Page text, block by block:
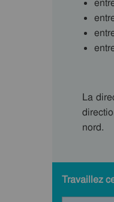
La
nord.
Travaillez